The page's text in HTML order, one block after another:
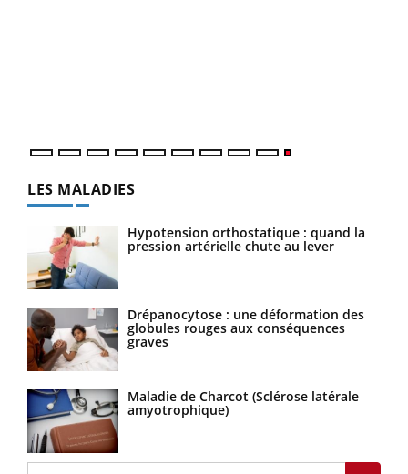
LES MALADIES
Hypotension orthostatique : quand la
pression artérielle chute au lever
Drépanocytose : une déformation des
globules rouges aux conséquences
graves
Maladie de Charcot (Sclérose latérale
amyotrophique)